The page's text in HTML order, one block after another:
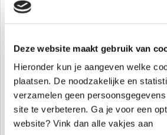
Deze website maakt gebruik van
Hieronder kun je aangeven welke
plaatsen. De noodzakelijke en
verzamelen geen
site te verbeteren. Ga je voor een
website? Vink dan alle vakjes aan
modules over boosheid, angst,
en gevoelens?
Word dan lid vanWerken met
Je krijgt toegang tot alle
hypnosessies, Zoom-
community.
➡️Lees meer over het